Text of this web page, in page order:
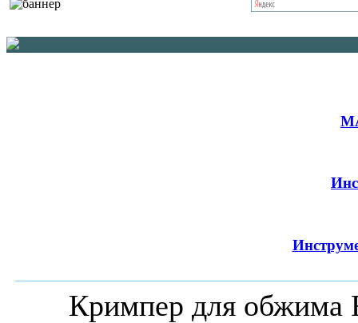
Кримпер для обжима